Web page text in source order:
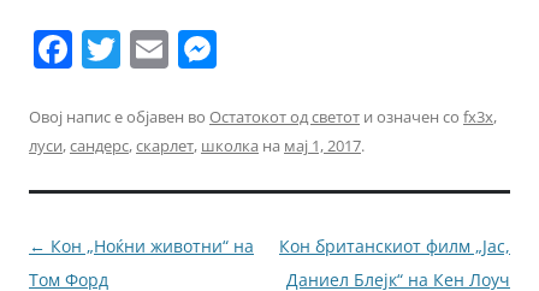
F
c
e
b
o
o
T
itt
er
E
ai
l
ss
e
n
g
Овој напис е објавен во Остатокот од светот и означен со fx3x,
луси,сандерс,скарлет, школка на мај 1, 2017.
Навигација
за
← Кон „Ноќни животни“ на
Том Форд
Кон британскиот филм „Јас,
Даниел Блејк“ на Кен Лоуч